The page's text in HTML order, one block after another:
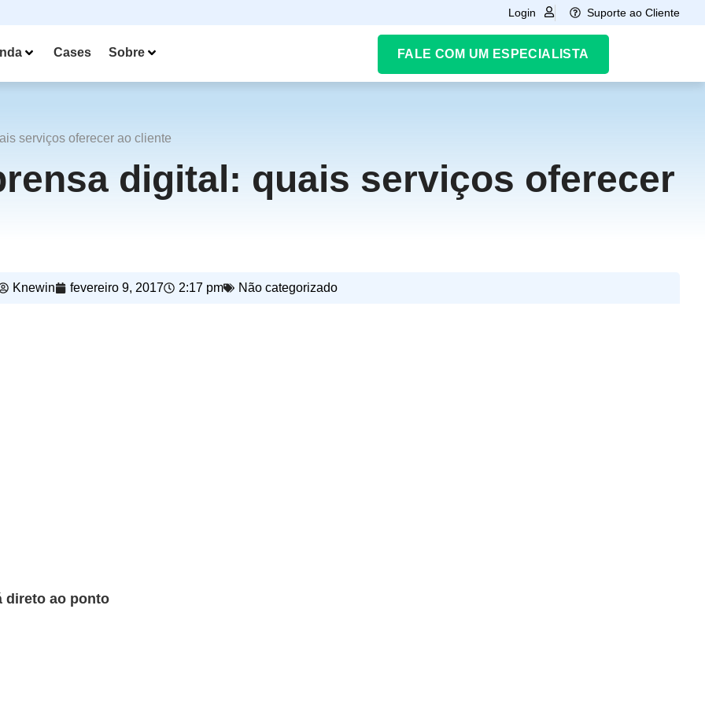
Login Suporte ao Cliente
Cases Sobre FALE COM UM ESPECIALISTA
serviços oferecer ao cliente
digital: quais serviços oferecer
Knewin fevereiro 9, 2017 2:17 pm Não categorizado
direto ao ponto